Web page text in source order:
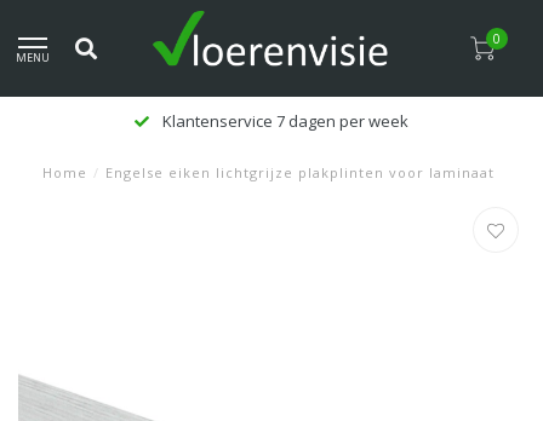
MENU
0
Klantenservice 7 dagen per week
Home / Engelse eiken lichtgrijze plakplinten voor laminaat